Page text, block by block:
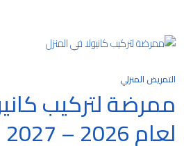
التمريض المنزلي
ممرضة لتركيب
لعام 2026 – 2027